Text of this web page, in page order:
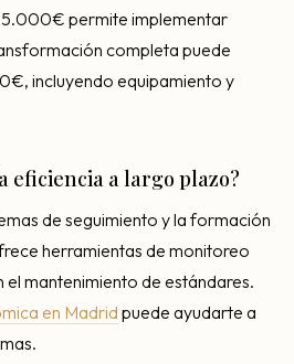
5.000€ permite implementar
completa puede
incluyendo equipamiento y
eficiencia a largo plazo?
de seguimiento y la formación
herramientas de monitoreo
mantenimiento de estándares.
en Madrid puede ayudarte a